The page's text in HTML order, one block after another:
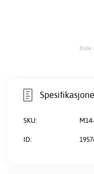
Bilde
SKU:
ID: